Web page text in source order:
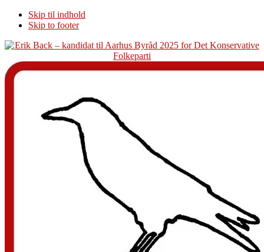
Skip til indhold
Skip to footer
Additional
menu